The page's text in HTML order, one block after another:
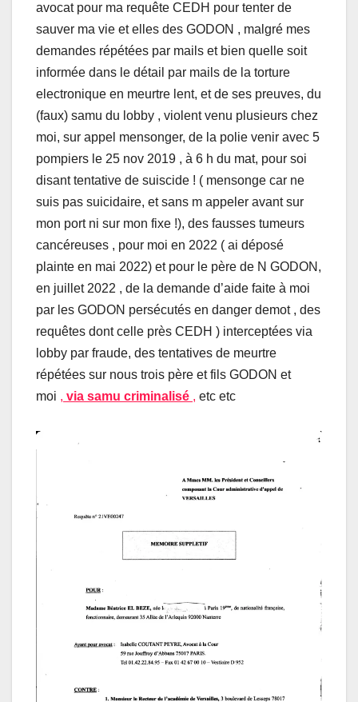
avocat pour ma requête CEDH pour tenter de
sauver ma vie et elles des GODON , malgré mes
demandes répétées par mails et bien quelle soit
informée dans le détail par mails de la torture
electronique en meurtre lent, et de ses preuves, du
(faux) samu du lobby , violent venu plusieurs chez
moi, sur appel mensonger, de la polie venir avec 5
pompiers le 25 nov 2019 , à 6 h du mat, pour soi
disant tentative de suiscide ! ( mensonge car ne
suis pas suicidaire, et sans m appeler avant sur
mon port ni sur mon fixe !), des fausses tumeurs
cancéreuses , pour moi en 2022 ( ai déposé
plainte en mai 2022) et pour le père de N GODON,
en juillet 2022 , de la demande d’aide faite à moi
par les GODON persécutés en danger demot , des
requêtes dont celle près CEDH ) interceptées via
lobby par fraude, des tentatives de meurtre
répétées sur nous trois père et fils GODON et
moi , via samu criminalisé , etc etc